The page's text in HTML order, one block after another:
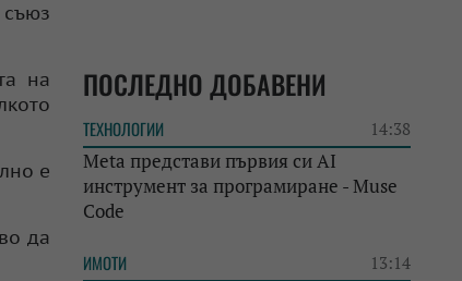
на
е
да
ПОСЛЕДНО ДОБАВЕНИ
ТЕХНОЛОГИИ 14:38
Meta представи първия си AI
инструмент за програмиране - Muse
Code
ИМОТИ 13:14